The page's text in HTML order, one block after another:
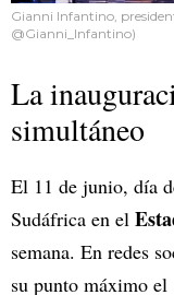
Gianni Infantino,
@Gianni_Infantino)
La
simultáneo
El 11 de junio, día
Sudáfrica en el
semana. En redes
su punto máximo